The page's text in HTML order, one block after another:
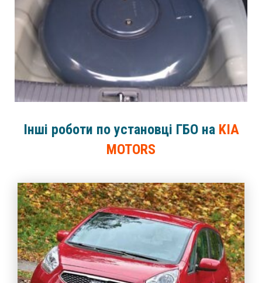
Інші роботи по установці ГБО на KIA
MOTORS